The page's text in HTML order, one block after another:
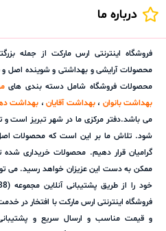
درباره ما
فروشگاه اینترنتی ارس مارکت از جمله
محصولات آرایشی و بهداشتی و شوینده اصل
محصولات فروشگاه شامل دسته بندی های
بهداشت بانوان ،بهداشت آقایان، بهداشت
می باشد.دفتر مرکزی ما در شهر تبریز است و
شود. تلاش ما بر این است که محصولات
گرامیان قرار دهیم. محصولات خریداری
ممکن به دست این عزیزان خواهد رسید. می
فروشگاه اینترنتی ارس مارکت با افتخار در
و قیمت مناسب و ارسال سریع و